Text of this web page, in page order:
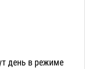
день в режиме